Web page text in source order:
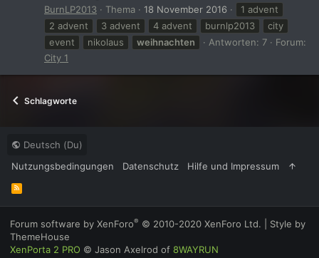
BurnLP2013
Thema 18 November 2016
1 advent
2 advent
3 advent 4 advent burnlp2013
city
event
nikolaus weihnachten Antworten: 7
Forum:
City 1
Schlagworte
Deutsch (Du)
Nutzungsbedingungen
Datenschutz Hilfe und Impressum
R
S
S
Forum software by XenForo® © 2010-2020 XenForo Ltd.
Style by
ThemeHouse
XenPorta 2 PRO © Jason Axelrod of 8WAYRUN